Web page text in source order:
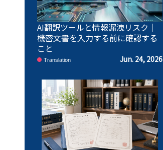
AI翻訳ツールと情報漏洩リスク｜
機密文書を入力する前に確認する
こと
Translation Jun. 24, 2026